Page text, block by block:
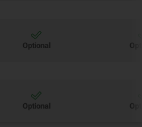
Optional
Optional